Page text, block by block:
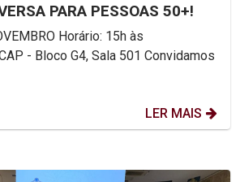
PARA PESSOAS 50+!
Horário: 15h às
G4, Sala 501 Convidamos
LER MAIS